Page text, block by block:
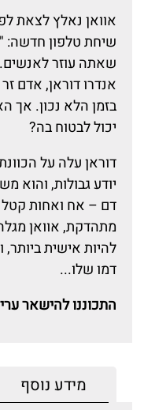
אוואן נאלץ לצאת
שיחת טלפון חדשה:
שאתה עוזר
אנדרו דוראן, אדם
בזמן הלא נכון. אך
יכול לבטוח בה?
דוראן עלה על
יודע גבולות, והוא
דם – אח ואחות
מתהדקת, אוואן
להיות אישית
דמו שלו...
התכוננו להישאר
מידע נוסף